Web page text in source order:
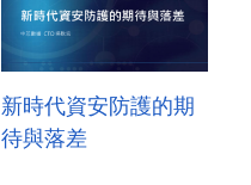
新時代資安防護的期
待與落差